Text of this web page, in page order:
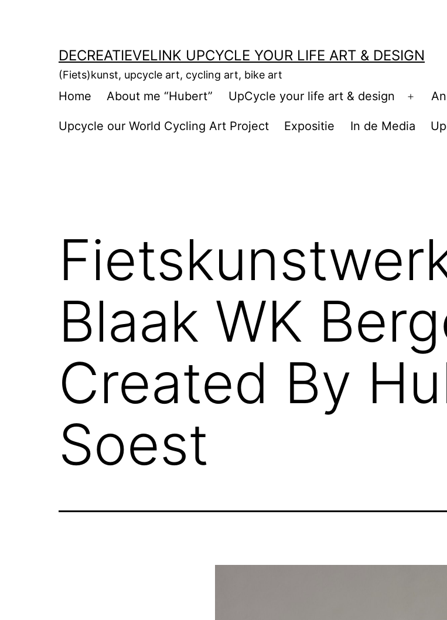
DECREATIEVELINK UPCYCLE YOUR LIFE ART & DESIGN
(Fiets)kunst, upcycle art, cycling art, bike art
Home About me “Hubert” UpCycle your life art & design
Open
menu
Upcycle our World Cycling Art Project Expositie In de Media
Blaak WK
Created By
Soest